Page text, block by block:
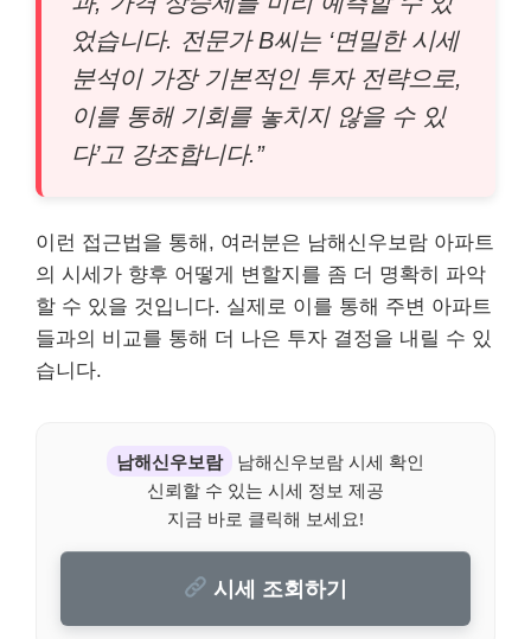
었습니다. 전문가 B씨는 ‘면밀한 시세
분석이 가장 기본적인 투자 전략으로,
이를 통해 기회를 놓치지 않을 수 있
다’고 강조합니다.”
이런 접근법을 통해, 여러분은 남해신우보람 아파트
의 시세가 향후 어떻게 변할지를 좀 더 명확히 파악
할 수 있을 것입니다. 실제로 이를 통해 주변 아파트
들과의 비교를 통해 더 나은 투자 결정을 내릴 수 있
습니다.
남해신우보람
남해신우보람 시세 확인
신뢰할 수 있는 시세 정보 제공
지금 바로 클릭해 보세요!
시세 조회하기